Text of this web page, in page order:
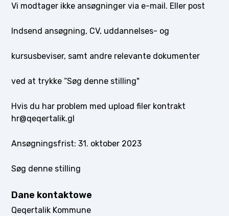
Vi modtager ikke ansøgninger via e-mail. Eller post
Indsend ansøgning, CV, uddannelses- og
kursusbeviser, samt andre relevante dokumenter
ved at trykke “Søg denne stilling"
Hvis du har problem med upload filer kontrakt
hr@qeqertalik.gl
Ansøgningsfrist: 31. oktober 2023
Søg denne stilling
Dane kontaktowe
Qeqertalik Kommune